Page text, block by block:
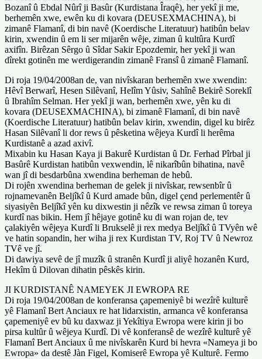
Bozanî û Ebdal Nûrî ji Basûr (Kurdistana Îraqê), her yekî ji me,
berhemên xwe, ewên ku di kovara (DEUSEXMACHINA), bi
zimanê Flamanî, di bin navê (Koerdische Literatuur) hatibûn belav
kirin, xwendin û em li ser mijarên wêje, ziman û kultûra Kurdî
axifîn. Birêzan Sêrgo û Sîdar Sakir Epozdemir, her yekî ji wan
dîrekt gotinên me werdigerandin zimanê Fransî û zimanê Flamanî.
Di roja 19/04/2008an de, van nivîskaran berhemên xwe xwendin:
Hêvî Berwarî, Hesen Silêvanî, Helîm Yûsiv, Sahînê Bekirê Soreklî
û Ibrahîm Selman. Her yekî ji wan, berhemên xwe, yên ku di
kovara (DEUSEXMACHINA), bi zimanê Flamanî, di bin navê
(Koerdische Literatuur) hatibûn belav kirin, xwendin, digel ku birêz
Hasan Silêvanî li dor rews û pêsketina wêjeya Kurdî li herêma
Kurdistanê a azad axivî.
Mixabin ku Hasan Kaya ji Bakurê Kurdistan û Dr. Ferhad Pîrbal ji
Basûrê Kurdistan hatibûn vexwendin, lê nikarîbûn bihatina, navê
wan jî di besdarbûna xwendina berheman de hebû.
Di rojên xwendina berheman de gelek ji nivîskar, rewsenbîr û
rojnamevanên Beljîkî û Kurd amade bûn, digel çend perlementêr û
siyasiyên Beljîkî yên ku dixwestin ji nêzîk ve rewsa ziman û toreya
kurdî nas bikin. Hem jî hêjaye gotinê ku di wan rojan de, tev
çalakiyên wêjeya Kurdî li Brukselê ji rex medya Beljîkî û TVyên wê
ve hatin sopandin, her wiha ji rex Kurdistan TV, Roj TV û Newroz
TVê ve jî.
Di dawiya sevê de jî muzîk û stranên Kurdî ji aliyê hozanên Kurd,
Hekîm û Dilovan dihatin pêskês kirin.
JI KURDISTANÊ NAMEYEK JI EWROPA RE
Di roja 19/04/2008an de konferansa çapemeniyê bi wezîrê kulturê
yê Flamanî Bert Anciaux re hat lidarxistin, armanca vê konferansa
çapemeniyê ev bû ku daxwaz ji Yekîtiya Ewropa were kirin ji bo
pirsa kultûr û wêjeya Kurdî. Di vê konferansê de wezîrê kulturê yê
Flamanî Bert Anciaux û me nivîskarên Kurd bi hevra «Nameya ji bo
Ewropa» da destê Jàn Figel, Komiserê Ewropa yê Kulturê. Fermo